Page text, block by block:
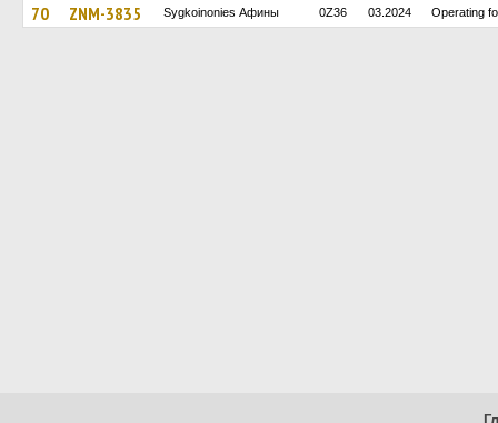
70 ZNM-3835 Sygkoinonies Афины 0Z36 03.2024 Operating